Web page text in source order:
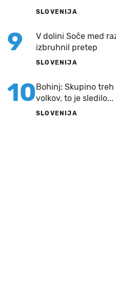
SLOVENIJA
9
V dolini Soče med
izbruhnil pretep
SLOVENIJA
10Bohinj: Skupino
volkov, to je sledilo...
SLOVENIJA